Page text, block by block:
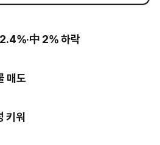
中 2% 하락
매도
키워